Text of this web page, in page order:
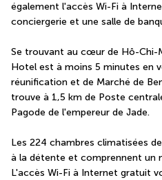
également l'accès Wi-Fi à
conciergerie et une salle de
Se trouvant au cœur de Hô-Chi-
Hotel est à moins 5 minutes en
réunification et de Marché de
trouve à 1,5 km de Poste
Pagode de l'empereur de Jade.
Les 224 chambres climatisées
à la détente et comprennent un
L'accès Wi-Fi à Internet gratuit